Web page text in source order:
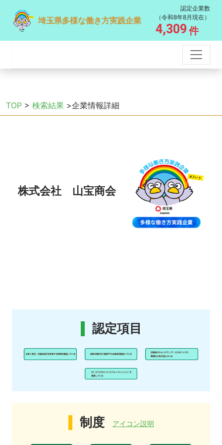
埼玉県多様な働き方実践企業
認定企業数
（令和8年8月現在）
4,309 件
TOP > 検索結果 >企業情報詳細
株式会社 山宝商会
認定項目
制度 アイコン説明